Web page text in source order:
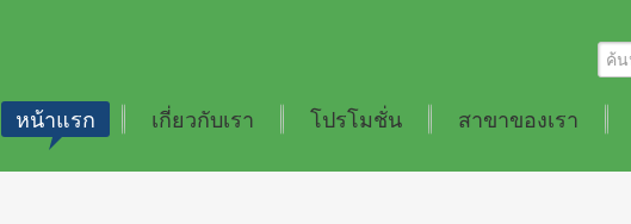
หน้าแรก เกี่ยวกับเรา โปรโมชั่น สาขาของเรา